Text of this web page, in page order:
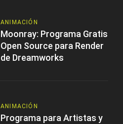
ANIMACIÓN
Moonray: Programa Gratis
Open Source para Render
de Dreamworks
ANIMACIÓN
Programa para Artistas y